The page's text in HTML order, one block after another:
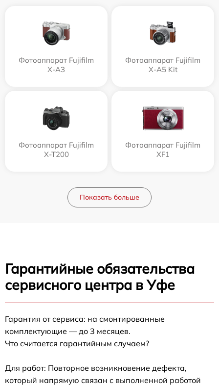
Фотоаппарат Fujifilm
X-A3
Фотоаппарат Fujifilm
X-A5 Kit
Фотоаппарат Fujifilm
X-T200
Фотоаппарат Fujifilm
XF1
Показать больше
Гарантийные обязательства
сервисного центра в Уфе
Гарантия от сервиса: на смонтированные
комплектующие — до 3 месяцев.
Что считается гарантийным случаем?
Для работ: Повторное возникновение дефекта,
который напрямую связан с выполненной работой